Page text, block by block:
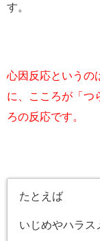
す。
心因反応というの
に、こころが「つ
ろの反応です。
たとえば
いじめやハラス